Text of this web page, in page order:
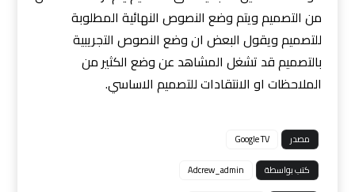
من التصميم ويتم وضع النصوص النهائية المطلوبة
للتصميم ويقول البعض ان وضع النصوص التجريبية
بالتصميم قد تشغل المشاهد عن وضع الكثير من
الملاحظات او الانتقادات للتصميم الاساسي.
مصدر
Google TV
كتب بواسطة
Adcrew_admin